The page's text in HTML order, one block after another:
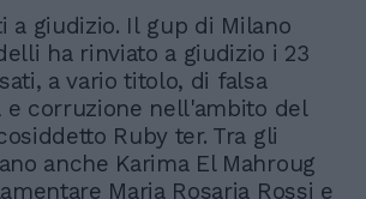
a giudizio. Il gup di Milano
ha rinviato a giudizio i 23
a vario titolo, di falsa
e corruzione nell'ambito del
Ruby ter. Tra gli
anche Karima El Mahroug
Maria Rosaria Rossi e